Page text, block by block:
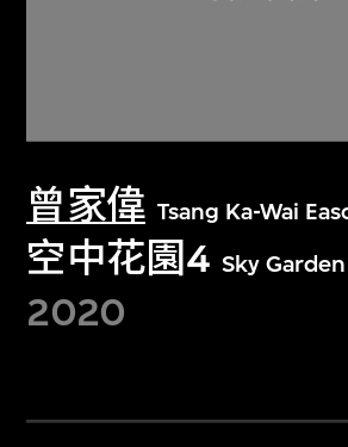
曾家偉 Tsang Ka-Wai
空中花園4 Sky
2020
关于M+藏品
探索世界顶级的二十及二十
文化藏品。